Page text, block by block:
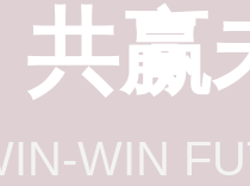
共赢
WIN